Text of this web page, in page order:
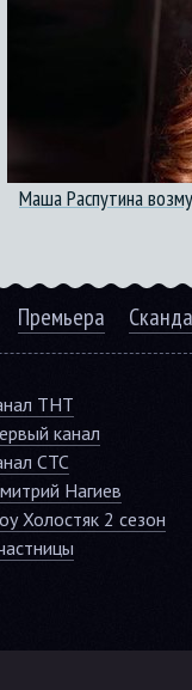
Маша Распутина
Премьера
ТНТ
канал
СТС
Нагиев
Холостяк 2 сезон